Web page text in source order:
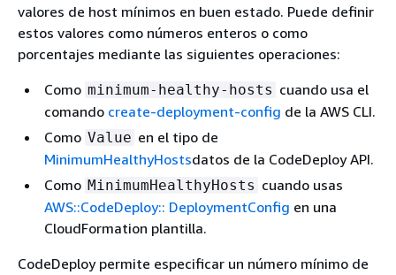
valores de host mínimos en buen estado. Puede definir
estos valores como números enteros o como
porcentajes mediante las siguientes operaciones:
Como minimum-healthy-hosts cuando usa el
comando create-deployment-config de la AWS CLI.
Como Value en el tipo de
MinimumHealthyHostsdatos de la CodeDeploy API.
Como MinimumHealthyHosts cuando usas
AWS::CodeDeploy:: DeploymentConfig en una
CloudFormation plantilla.
CodeDeploy permite especificar un número mínimo de